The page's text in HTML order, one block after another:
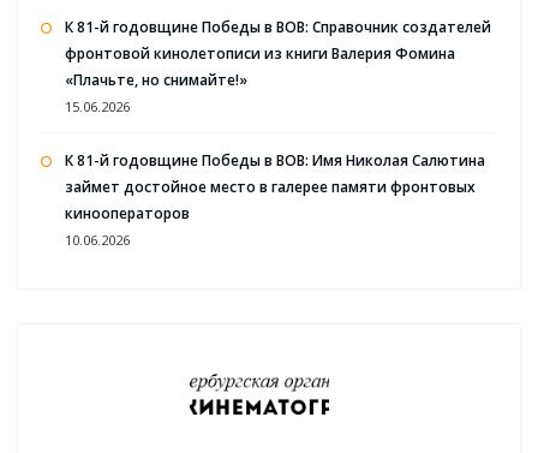
К 81-й годовщине Победы в ВОВ: Справочник создателей
фронтовой кинолетописи из книги Валерия Фомина
«Плачьте, но снимайте!»
15.06.2026
К 81-й годовщине Победы в ВОВ: Имя Николая Салютина
займет достойное место в галерее памяти фронтовых
кинооператоров
10.06.2026